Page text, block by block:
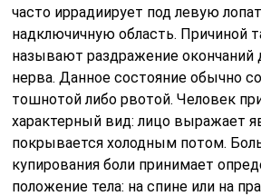
часто иррадиирует под левую
надключичную область. Причиной
называют раздражение окончаний
нерва. Данное состояние обычно
тошнотой либо рвотой. Человек
характерный вид: лицо выражает
покрывается холодным потом.
купирования боли принимает
положение тела: на спине или на